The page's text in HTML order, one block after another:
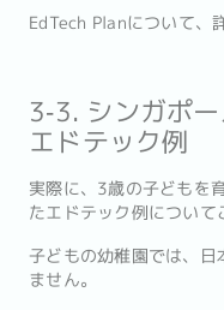
EdTech Planについて、
3‐3. シンガポ
エドテック例
実際に、3歳の子どもを
たエドテック例について
子どもの幼稚園では、
ません。